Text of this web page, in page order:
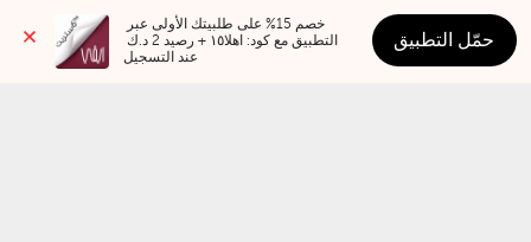
عند التسجيل
حمّل التطبيق